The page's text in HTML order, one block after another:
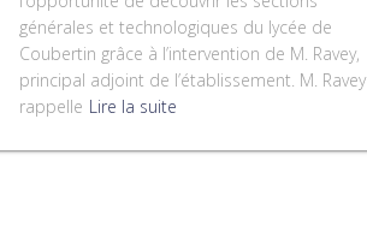
générales et technologiques du lycée de
Coubertin grâce à l’intervention de M. Ravey,
principal adjoint de l’établissement. M. Ravey
rappelle Lire la suite